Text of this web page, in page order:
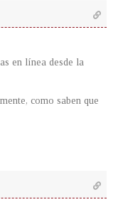
en línea desde la
como saben que